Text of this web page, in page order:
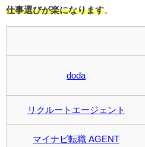
仕事選びが楽になります
doda
リクルートエージェント
マイナビ転職 AGENT